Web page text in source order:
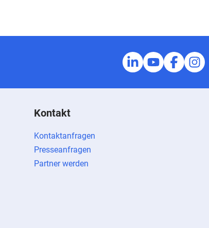
Kontakt
Kontaktanfragen
Presseanfragen
Partner werden